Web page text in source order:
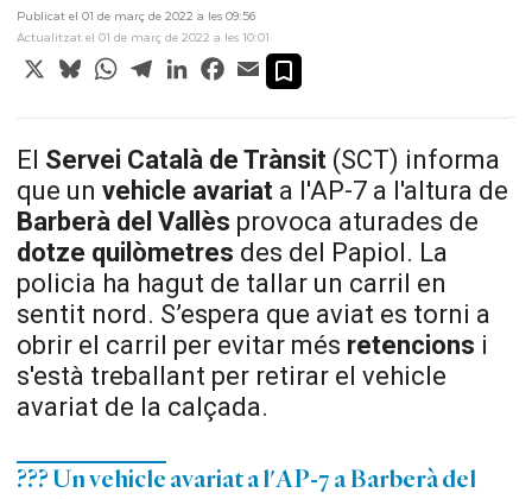
Publicat el 01 de març de 2022 a les 09:56
Actualitzat el 01 de març de 2022 a les 10:01
X BlueskyWhatsApp
TelegramLinkedInFacebook
Email
El Servei Català de Trànsit (SCT) informa
que unvehicle avariat a l'AP-7 a l'altura de
Barberà del Vallès provoca aturades de
dotze quilòmetres des del Papiol. La
policia ha hagut de tallar un carril en
sentit nord. S’espera que aviat es torni a
obrir el carril per evitar més retencions i
s'està treballant per retirar el vehicle
avariat de la calçada.
??? Un vehicle avariat a l'AP-7 a Barberà del